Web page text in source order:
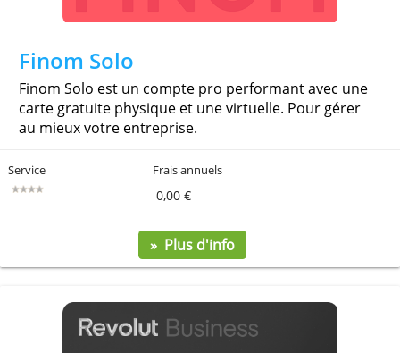
Finom Solo
carte gratuite physique et une virtuelle. Pour
au mieux votre entreprise.
0,00 €